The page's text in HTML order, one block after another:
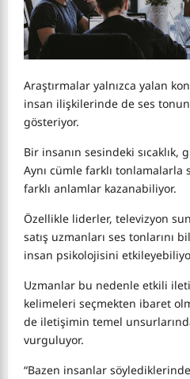
Araştırmalar yalnızca yalan
insan ilişkilerinde de ses
gösteriyor.
Bir insanın sesindeki
Aynı cümle farklı
farklı anlamlar kazanabiliyor.
Özellikle liderler, televizyon
satış uzmanları ses tonlarını
insan psikolojisini
Uzmanlar bu nedenle etkili
kelimeleri seçmekten ibaret
de iletişimin temel
vurguluyor.
“Bazen insanlar